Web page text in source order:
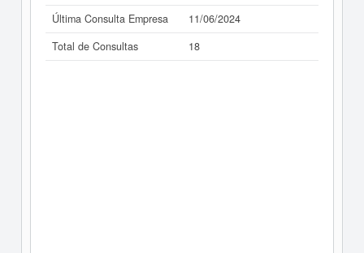
Última Consulta Empresa
11/06/2024
Total de Consultas
18